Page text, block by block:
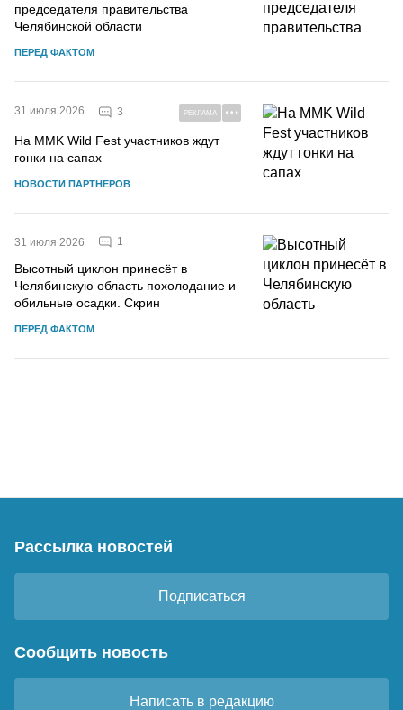
председателя правительства
Челябинской области
ПЕРЕД ФАКТОМ
31 июля 2026 3 РЕКЛАМА
На MMK Wild Fest участников ждут
гонки на сапах
НОВОСТИ ПАРТНЕРОВ
31 июля 2026 1
Высотный циклон принесёт в
Челябинскую область похолодание и
обильные осадки. Скрин
ПЕРЕД ФАКТОМ
Рассылка новостей
Подписаться
Сообщить новость
Написать в редакцию